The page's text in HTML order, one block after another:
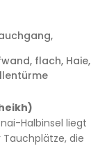
flach, Haie,
Halbinsel liegt
die